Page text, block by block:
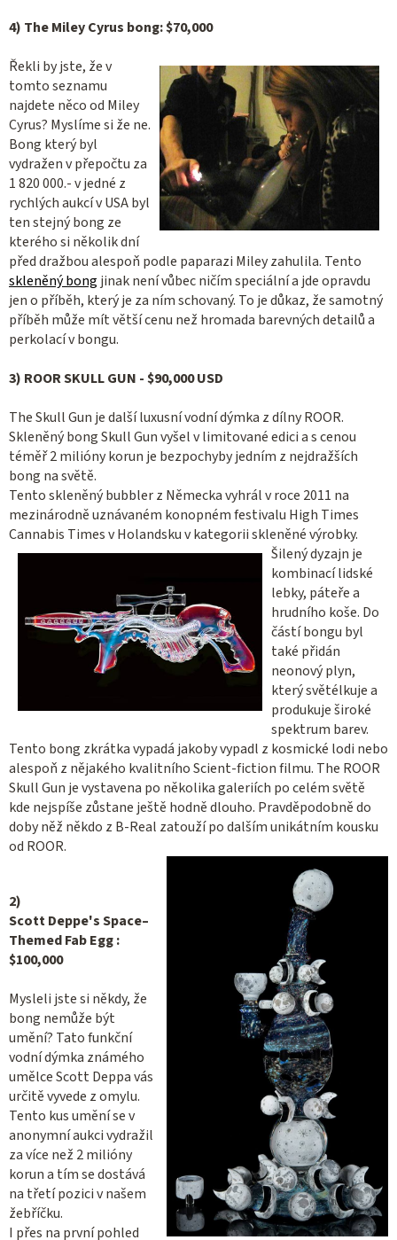
4) The Miley Cyrus bong: $70,000
Řekli by jste, že v
tomto seznamu
najdete něco od Miley
Cyrus? Myslíme si že ne.
Bong který byl
vydražen v přepočtu za
1 820 000.- v jedné z
rychlých aukcí v USA byl
ten stejný bong ze
kterého si několik dní
před dražbou alespoň podle paparazi Miley zahulila. Tento
skleněný bong jinak není vůbec ničím speciální a jde opravdu
jen o příběh, který je za ním schovaný. To je důkaz, že samotný
příběh může mít větší cenu než hromada barevných detailů a
perkolací v bongu.
3) ROOR SKULL GUN - $90,000 USD
The Skull Gun je další luxusní vodní dýmka z dílny ROOR.
Skleněný bong Skull Gun vyšel v limitované edici a s cenou
téměř 2 milióny korun je bezpochyby jedním z nejdražších
bong na světě.
Tento skleněný bubbler z Německa vyhrál v roce 2011 na
mezinárodně uznávaném konopném festivalu High Times
Cannabis Times v Holandsku v kategorii skleněné výrobky.
Šilený dyzajn je
kombinací lidské
lebky, páteře a
hrudního koše. Do
částí bongu byl
také přidán
neonový plyn,
který světélkuje a
produkuje široké
spektrum barev.
Tento bong zkrátka vypadá jakoby vypadl z kosmické lodi nebo
alespoň z nějakého kvalitního Scient-fiction filmu. The ROOR
Skull Gun je vystavena po několika galeriích po celém světě
kde nejspíše zůstane ještě hodně dlouho. Pravděpodobně do
doby něž někdo z B-Real zatouží po dalším unikátním kousku
od ROOR.
2)
Scott Deppe's Space–
Themed Fab Egg :
$100,000
Mysleli jste si někdy, že
bong nemůže být
umění? Tato funkční
vodní dýmka známého
umělce Scott Deppa vás
určitě vyvede z omylu.
Tento kus umění se v
anonymní aukci vydražil
za více než 2 milióny
korun a tím se dostává
na třetí pozici v našem
žebříčku.
I přes na první pohled